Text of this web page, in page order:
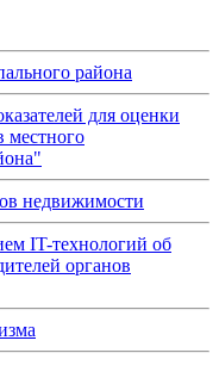
района
для оценки
местного
недвижимости
IT-технологий об
органов